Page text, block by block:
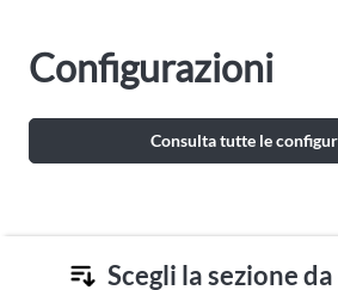
Scegli la sezione
Configurazioni
Consulta tutte le